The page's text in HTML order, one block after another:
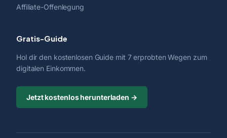
Affiliate-Offenlegung
Gratis-Guide
Hol dir den kostenlosen Guide mit 7 erprobten Wegen zum
digitalen Einkommen.
Jetzt kostenlos herunterladen →